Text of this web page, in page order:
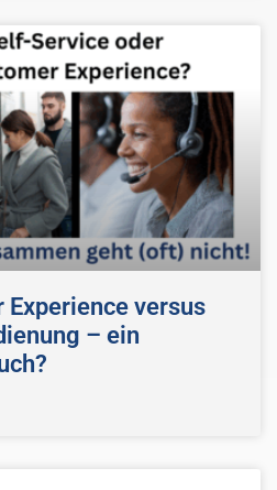
Experience versus
– ein